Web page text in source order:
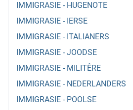
IMMIGRASIE - HUGENOTE
IMMIGRASIE - IERSE
IMMIGRASIE - ITALIANERS
IMMIGRASIE - JOODSE
IMMIGRASIE - MILITÊRE
IMMIGRASIE - NEDERLANDERS
IMMIGRASIE - POOLSE